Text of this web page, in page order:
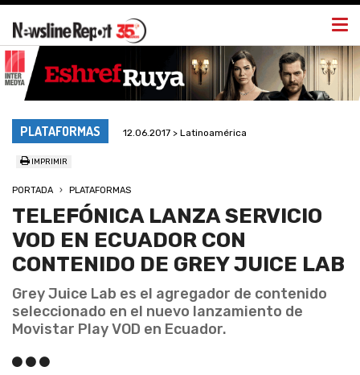
PLATAFORMAS 12.06.2017 > Latinoamérica
IMPRIMIR
PORTADA PLATAFORMAS
TELEFÓNICA LANZA SERVICIO
VOD EN ECUADOR CON
CONTENIDO DE GREY JUICE LAB
Grey Juice Lab es el agregador de contenido
seleccionado en el nuevo lanzamiento de
Movistar Play VOD en Ecuador.